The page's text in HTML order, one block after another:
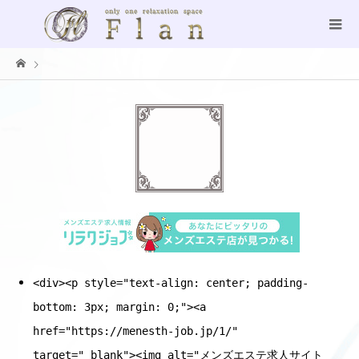
<div><p style="text-align: center; padding-
bottom: 3px; margin: 0;"><a
href="https://menesth-job.jp/1/"
target="_blank"><img alt="メンズエステ求人サイト